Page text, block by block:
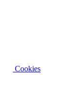
Cookies